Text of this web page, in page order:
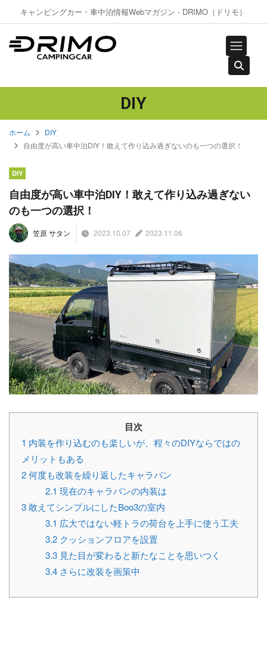
キャンピングカー・車中泊情報Webマガジン - DRIMO（ドリモ）
DIY
ホーム
DIY
自由度が高い車中泊DIY！敢えて作り込み過ぎないのも一つの選択！
DIY
自由度が高い車中泊DIY！敢えて作り込み過ぎない
のも一つの選択！
笠原 サタン 2023.10.07 2023.11.06
目次
1 内装を作り込むのも楽しいが、程々のDIYならではの
メリットもある
2何度も改装を繰り返したキャラバン
2.1 現在のキャラバンの内装は
3敢えてシンプルにしたBoo3の室内
3.1 広大ではない軽トラの荷台を上手に使う工夫
3.2 クッションフロアを設置
3.3 見た目が変わると新たなことを思いつく
3.4 さらに改装を画策中